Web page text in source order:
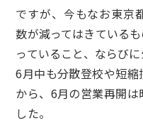
ですが、今もなお東京
数が減ってはきている
っていること、ならび
6月中も分散登校や短
から、6月の営業再開
した。